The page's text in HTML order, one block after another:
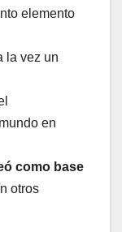
elemento
la vez un
en
como base
otros